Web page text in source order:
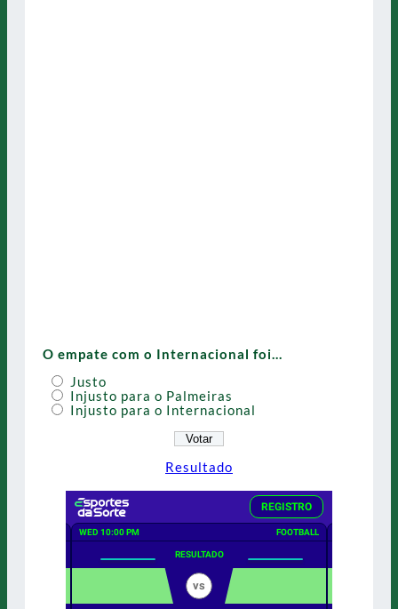
O empate com o Internacional foi…
Justo
Injusto para o Palmeiras
Injusto para o Internacional
Resultado